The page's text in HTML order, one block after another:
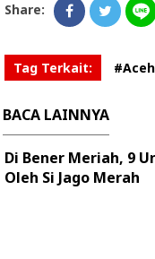
Share:
Tag Terkait: #Aceh
BACA LAINNYA
Di Bener Meriah, 9
Oleh Si Jago Merah